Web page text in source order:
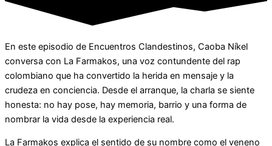
En este episodio de Encuentros Clandestinos, Caoba Níkel
conversa con La Farmakos, una voz contundente del rap
colombiano que ha convertido la herida en mensaje y la
crudeza en conciencia. Desde el arranque, la charla se siente
honesta: no hay pose, hay memoria, barrio y una forma de
nombrar la vida desde la experiencia real.
La Farmakos explica el sentido de su nombre como el veneno